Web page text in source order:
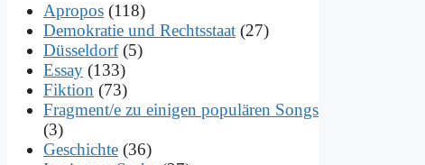
Apropos (118)
Demokratie und Rechtsstaat (27)
Düsseldorf(5)
Essay (133)
Fiktion (73)
Fragment/e zu einigen populären Songs
(3)
Geschichte (36)